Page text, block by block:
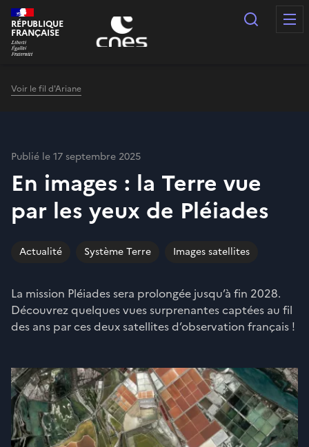
Panneau de gestion des cookies
RÉPUBLIQUE
FRANÇAISE
Voir le fil d'Ariane
Publié le 17 septembre 2025
En images : la Terre vue
par les yeux de Pléiades
Actualité Système Terre Images satellites
La mission Pléiades sera prolongée jusqu’à fin 2028.
Découvrez quelques vues surprenantes captées au fil
des ans par ces deux satellites d’observation français !